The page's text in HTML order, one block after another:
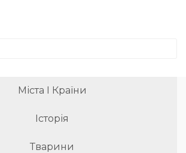
Міста І Країни
Історія
Тварини